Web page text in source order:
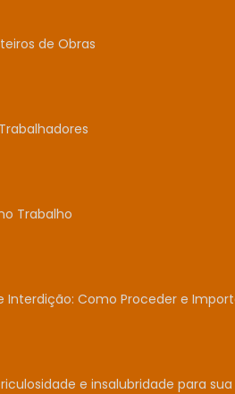
de Obras
Trabalho
Como Proceder e
e insalubridade para